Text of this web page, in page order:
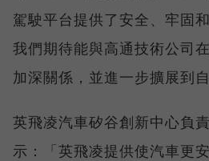
駕駛平台提供了安全、牢固
我們期待能與高通技術公司
加深關係，並進一步擴展到
英飛凌汽車矽谷創新中心負
示：「英飛凌提供使汽車更